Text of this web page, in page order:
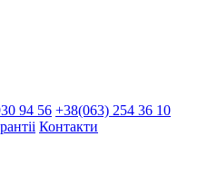
94 56 +38(063) 254 36 10
Контакти